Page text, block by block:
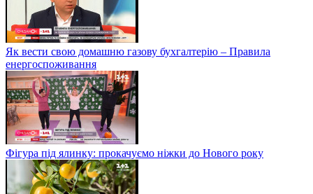
Як вести свою домашню газову бухгалтерію – Правила
енергоспоживання
Фігура під ялинку: прокачуємо ніжки до Нового року